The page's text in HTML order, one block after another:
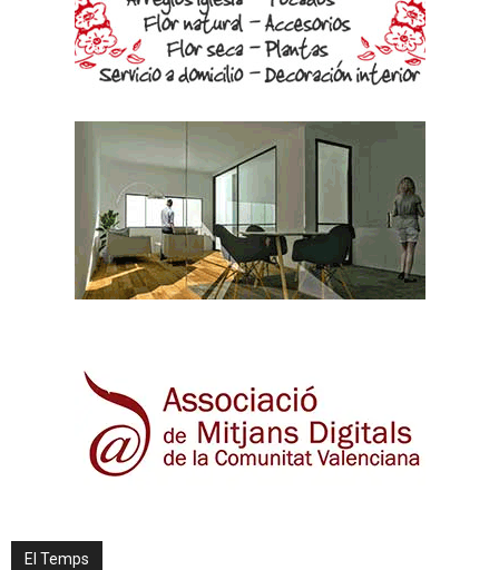
El Temps